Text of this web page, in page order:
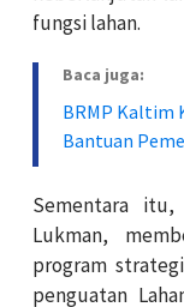
fungsi lahan.
Baca juga:
BRMP Kaltim
Bantuan
Sementara
Lukman,
program
penguatan